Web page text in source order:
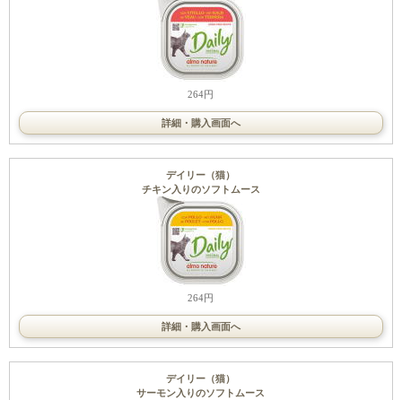
264円
詳細・購入画面へ
デイリー（猫）
チキン入りのソフトムース
264円
詳細・購入画面へ
デイリー（猫）
サーモン入りのソフトムース